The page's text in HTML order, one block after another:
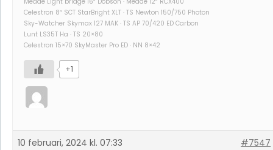
Celestron 8″ SCT StarBright XLT · TS Newton 150/750 Photon
Sky-Watcher Skymax 127 MAK · TS AP 70/420 ED Carbon
Lunt LS35T Ha · TS 20×80
Celestron 15×70 SkyMaster Pro ED · NN 8×42
+1
10 februari, 2024 kl. 07:33 #7547